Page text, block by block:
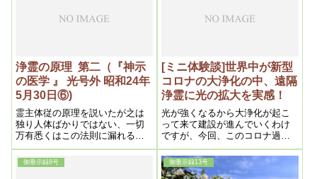
人心の機微をつかむ事が重要
われた指、そして爪も生えてき
浄霊の原理 第二（『神示
の医学 』 光号外 昭和24年
5月30日⑥)
霊主体従の原理を説いたが之は
独り人体ばかりではない、一切
万有悉くはこの法則に漏れるも
のはないのである、したがって
浄霊の目的はこの霊の曇を解消
するのである、之によって霊の
[ミニ体験談]世界中が新型
コロナの大浄化の中、遠隔
浄霊に光の拡大を実感！
光が強くなるから大浄化が起こ
って来て建設が進んでいくわけ
ですが、今回、このコロナ過の
中で、御浄化をいただいている
友人に、止むを得ず遠隔浄霊を
御取次させて頂いたのですが、
御垂示録8号 御垂示録13号